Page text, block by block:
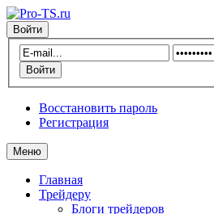
Войти
Восстановить пароль
Регистрация
Меню
Главная
Трейдеру
Блоги трейдеров